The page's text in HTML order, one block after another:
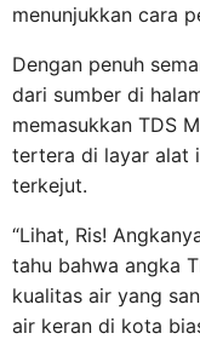
menunjukkan cara
Dengan penuh
dari sumber di
memasukkan TDS
tertera di layar alat
terkejut.
“Lihat, Ris!
tahu bahwa angka
kualitas air yang
air keran di kota